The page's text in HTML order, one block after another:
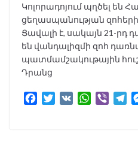
Կոլորադոյում պղծել են
ցեղասպանության
Ցավալի է, սակայն 21-րդ
են վանդալիզմի զոհ
պատմամշակութային
Դրանց
W